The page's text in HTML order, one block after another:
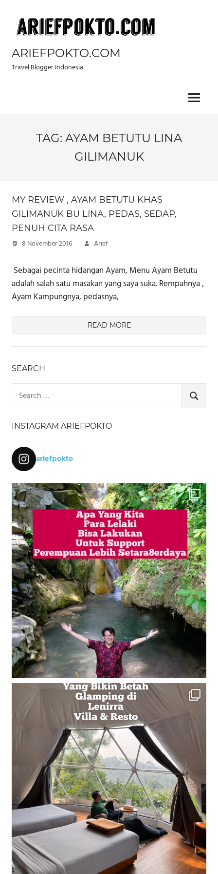
content
ARIEFPOKTO.COM
Travel Blogger Indonesia
Menu
TAG: AYAM BETUTU LINA
GILIMANUK
MY REVIEW , AYAM BETUTU KHAS
GILIMANUK BU LINA, PEDAS, SEDAP,
PENUH CITA RASA
8 November 2016 Arief
​​ Sebagai pecinta hidangan Ayam, Menu Ayam Betutu
adalah salah satu masakan yang saya suka. Rempahnya ,
Ayam Kampungnya, pedasnya,
READ MORE
SEARCH
for:
SEARCH
INSTAGRAM ARIEFPOKTO
ariefpokto